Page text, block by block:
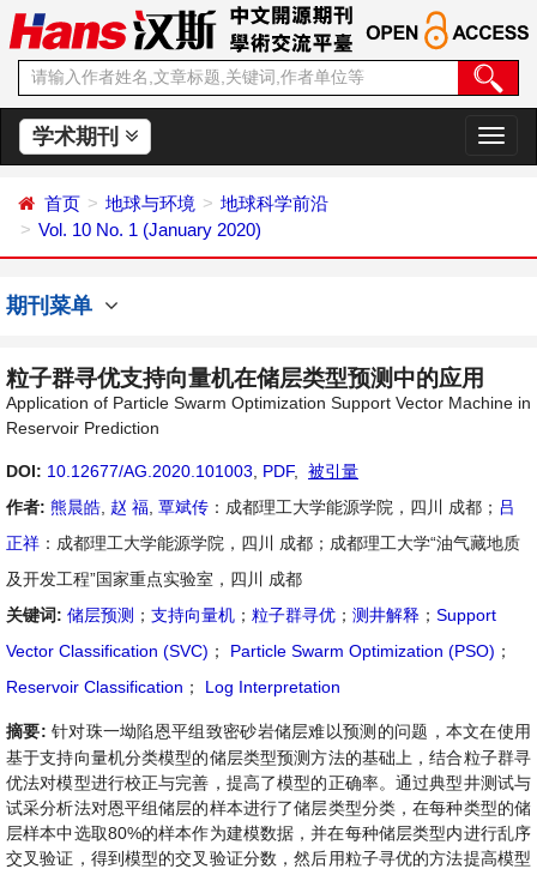
学术期刊
切
换
首页 地球与环境
地球科学前沿
Vol. 10 No. 1 (January 2020)
期刊菜单
粒子群寻优支持向量机在储层类型预测中的应用
Application of Particle Swarm Optimization Support Vector Machine in
Reservoir Prediction
DOI: 10.12677/AG.2020.101003 PDF,
被引量
作者: 熊晨皓 赵 福 覃斌传 ：成都理工大学能源学院，四川 成都； 吕
正祥 ：成都理工大学能源学院，四川 成都；成都理工大学“油气藏地质
及开发工程”国家重点实验室，四川 成都
关键词: 储层预测 ； 支持向量机 ； 粒子群寻优 ； 测井解释 ； Support
Vector Classification (SVC) ； Particle Swarm Optimization (PSO) ；
Reservoir Classification ； Log Interpretation
摘要: 针对珠一坳陷恩平组致密砂岩储层难以预测的问题，本文在使用
基于支持向量机分类模型的储层类型预测方法的基础上，结合粒子群寻
优法对模型进行校正与完善，提高了模型的正确率。通过典型井测试与
试采分析法对恩平组储层的样本进行了储层类型分类，在每种类型的储
层样本中选取80%的样本作为建模数据，并在每种储层类型内进行乱序
交叉验证，得到模型的交叉验证分数，然后用粒子寻优的方法提高模型